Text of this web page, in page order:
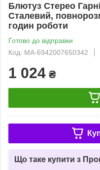
Блютуз Стерео
Сталевий,
годин роботи
Готово до відправки
Код: MA-6942007650342
1 024 ₴
Що таке купити з